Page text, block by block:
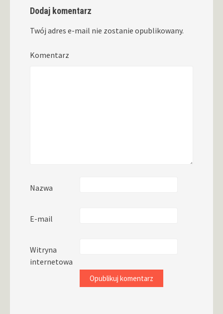
Dodaj komentarz
Twój adres e-mail nie zostanie opublikowany.
Komentarz
Nazwa
E-mail
Witryna
internetowa